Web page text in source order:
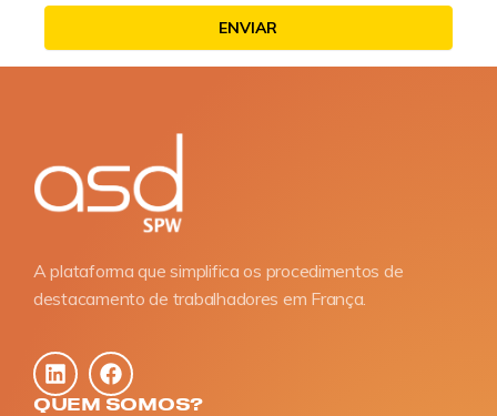
ENVIAR
A plataforma que simplifica os procedimentos de
destacamento de trabalhadores em França.
QUEM SOMOS?